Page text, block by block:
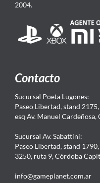
2004.
Contacto
Sucursal Poeta Lugones:
Paseo Libertad, stand
esq Av. Manuel
Sucursal Av. Sabattini:
Paseo Libertad, stand
3250, ruta 9, Córdoba
info@gameplanet.com.ar